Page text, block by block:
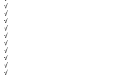
√
√
√
√
√
√
√
√
√
√